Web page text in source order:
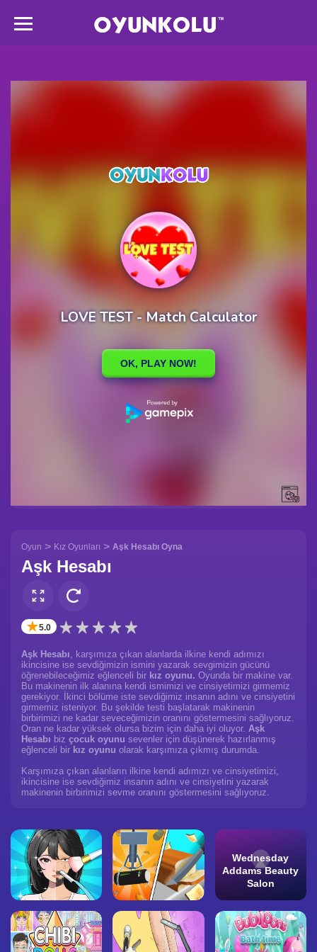
Oyun > Kız Oyunları > Aşk Hesabı Oyna
Aşk Hesabı
✭5.0
Aşk Hesabı, karşımıza çıkan alanlarda ilkine kendi adımızı
ikincisine ise sevdiğimizin ismini yazarak sevgimizin gücünü
öğrenebileceğimiz eğlenceli bir kız oyunu. Oyunda bir makine var.
Bu makinenin ilk alanına kendi ismimizi ve cinsiyetimizi girmemiz
gerekiyor. İkinci bölüme iste sevdiğimiz insanın adını ve cinsiyetini
girmemiz isteniyor. Bu şekilde testi başlatarak makinenin
birbirimizi ne kadar seveceğimizin oranını göstermesini sağlıyoruz.
Oran ne kadar yüksek olursa bizim için daha iyi oluyor. Aşk
Hesabı biz çocuk oyunu sevenler için düşünerek hazırlanmış
eğlenceli bir kız oyunu olarak karşımıza çıkmış durumda.
Karşımıza çıkan alanların ilkine kendi adımızı ve cinsiyetimizi,
ikincisine ise sevdiğimiz insanın adını ve cinsiyetini yazarak
makinenin birbirimizi sevme oranını göstermesini sağlıyoruz.
Wednesday
Addams Beauty
Salon